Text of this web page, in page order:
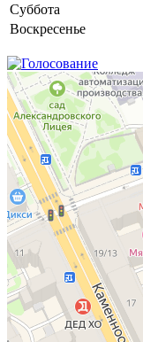
Суббота
Воскресенье